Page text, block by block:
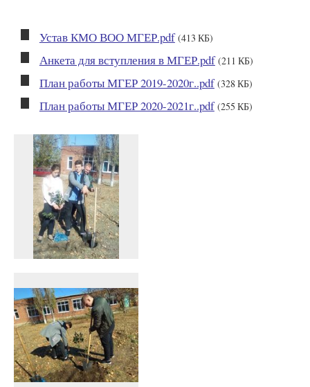
Устав КМО ВОО МГЕР.pdf (413 КБ)
Анкета для вступления в МГЕР.pdf (211 КБ)
План работы МГЕР 2019-2020г..pdf (328 КБ)
План работы МГЕР 2020-2021г..pdf (255 КБ)